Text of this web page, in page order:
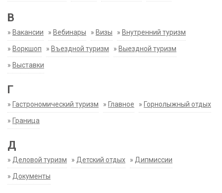
В
» Вакансии » Вебинары » Визы » Внутренний туризм
» Воркшоп » Въездной туризм » Выездной туризм
» Выставки
Г
» Гастрономический туризм » Главное » Горнолыжный отдых
» Граница
Д
» Деловой туризм » Детский отдых » Дипмиссии
» Документы